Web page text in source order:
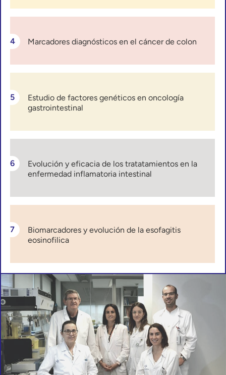
Marcadores diagnósticos en el cáncer de colon
Estudio de factores genéticos en oncología
gastrointestinal
Evolución y eficacia de los tratatamientos en la
enfermedad inflamatoria intestinal
Biomarcadores y evolución de la esofagitis
eosinofilica